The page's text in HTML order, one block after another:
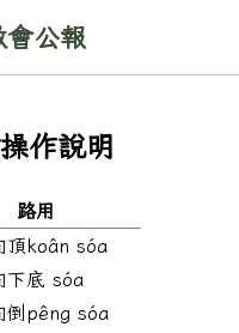
公報
作說明
路用
頂koân sóa
下底 sóa
倒pêng sóa